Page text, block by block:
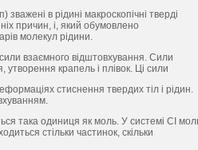
в рідині макроскопічні тверді
причин, і, який обумовлено
молекул рідини.
взаємного відштовхування. Сили
крапель і плівок. Ці сили
стиснення твердих тіл і рідин.
така одиниця як моль. У системі СІ
стільки частинок, скільки